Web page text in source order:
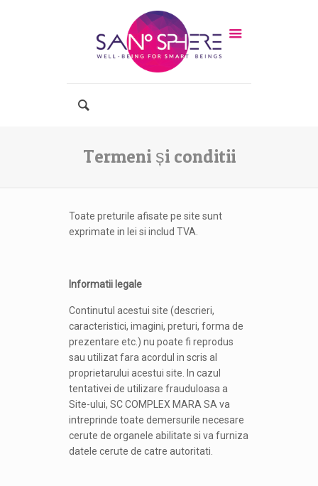
Termeni și conditii
Toate preturile afisate pe site sunt
exprimate in lei si includ TVA.
Informatii legale
Continutul acestui site (descrieri,
caracteristici, imagini, preturi, forma de
prezentare etc.) nu poate fi reprodus
sau utilizat fara acordul in scris al
proprietarului acestui site. In cazul
tentativei de utilizare frauduloasa a
Site-ului, SC COMPLEX MARA SA va
intreprinde toate demersurile necesare
cerute de organele abilitate si va furniza
datele cerute de catre autoritati.